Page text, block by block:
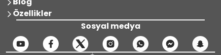
Özellikler
Sosyal medya